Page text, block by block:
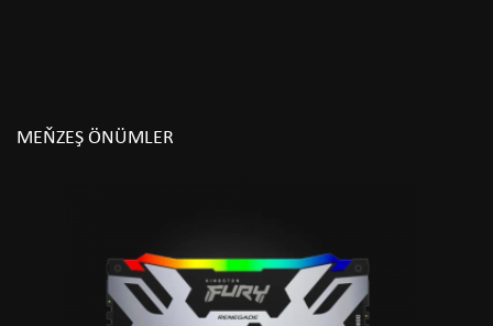
MEŇZEŞ ÖNÜMLER